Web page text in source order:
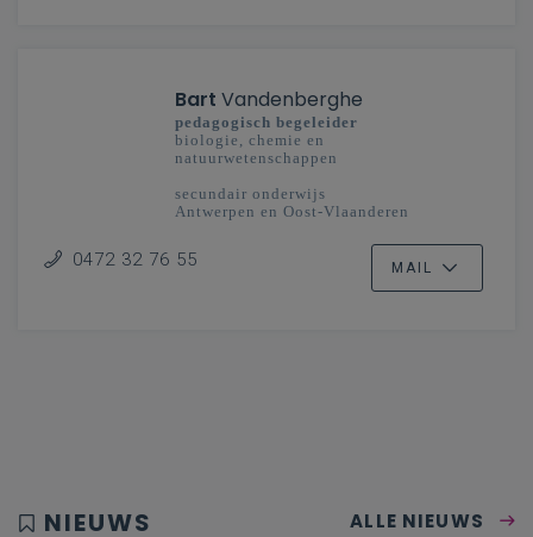
Bart Vandenberghe
pedagogisch begeleider
biologie, chemie en
natuurwetenschappen
secundair onderwijs
Antwerpen en Oost-Vlaanderen
0472 32 76 55 MAIL
NIEUWS ALLE NIEUWS